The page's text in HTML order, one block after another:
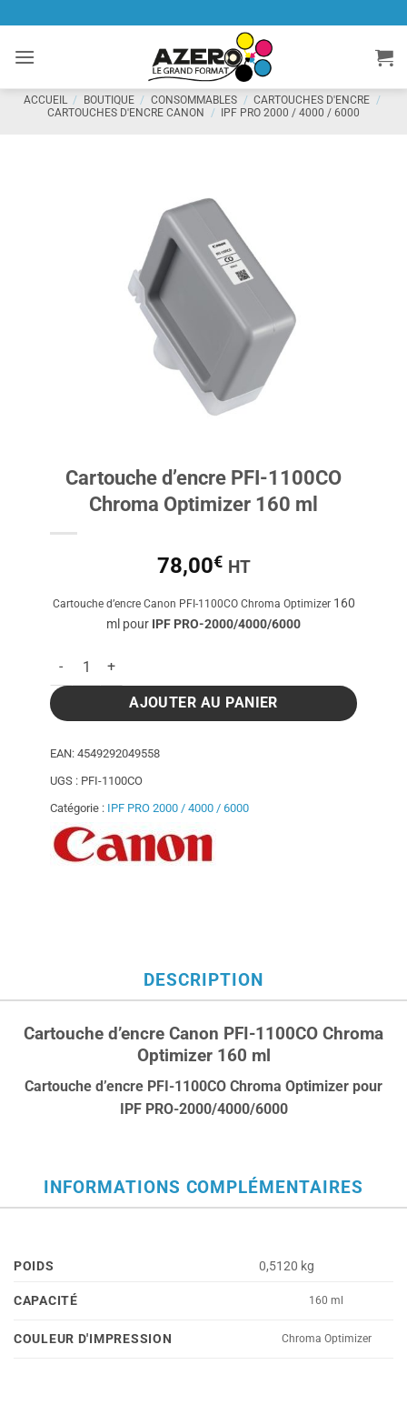
contenu
ACCUEIL / BOUTIQUE / CONSOMMABLES / CARTOUCHES D'ENCRE /
CARTOUCHES D'ENCRE CANON
/ IPF PRO 2000 / 4000 / 6000
Cartouche d’encre PFI-1100CO
Chroma Optimizer 160 ml
78,00€ HT
Cartouche d’encre Canon PFI-1100CO Chroma Optimizer 160
ml pour IPF PRO-2000/4000/6000
quantité de Cartouche d'encre PFI-1100CO Chroma
AJOUTER AU PANIER
EAN: 4549292049558
UGS : PFI-1100CO
Catégorie : IPF PRO 2000 / 4000 / 6000
DESCRIPTION
Cartouche d’encre Canon PFI-1100CO Chroma
Optimizer 160 ml
Cartouche d’encre PFI-1100CO Chroma Optimizer pour
IPF PRO-2000/4000/6000
INFORMATIONS COMPLÉMENTAIRES
POIDS 0,5120 kg
CAPACITÉ 160 ml
COULEUR D'IMPRESSION Chroma Optimizer